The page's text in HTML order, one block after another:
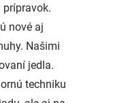
nové aj
Našimi
jedla.
techniku